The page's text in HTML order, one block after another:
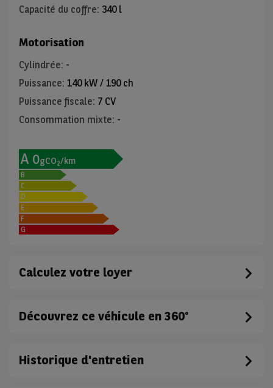
Capacité du coffre: 340 l
Motorisation
Cylindrée: -
Puissance: 140 kW / 190 ch
Puissance fiscale: 7 CV
Consommation mixte: -
A 0gCO2/km
B
C
D
E
F
G
Calculez votre loyer
Découvrez ce véhicule en 360°
Historique d'entretien